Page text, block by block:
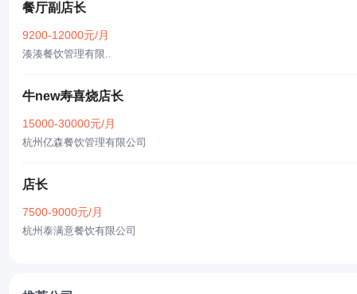
餐厅副店长
9200-12000元/月
湊湊餐饮管理有限..
牛new寿喜烧店长
15000-30000元/月
杭州亿森餐饮管理有限公司
店长
7500-9000元/月
杭州泰满意餐饮有限公司